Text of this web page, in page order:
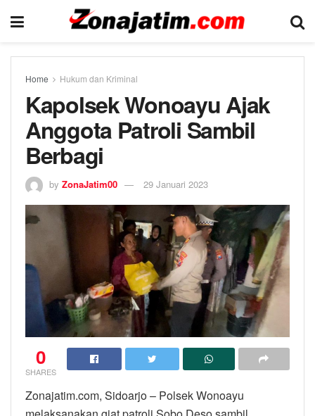
Home Hukum dan Kriminal
Kapolsek Wonoayu Ajak
Anggota Patroli Sambil
Berbagi
by ZonaJatim00 29 Januari 2023
0
SHARES
Zonajatim.com, Sidoarjo – Polsek Wonoayu